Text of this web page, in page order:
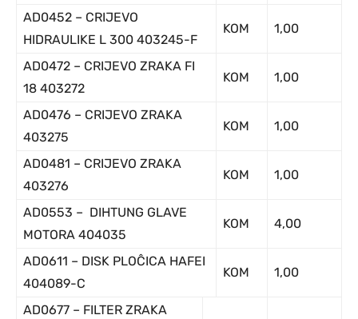
AD0452 – CRIJEVO
HIDRAULIKE L 300 403245-F
KOM 1,00
AD0472 – CRIJEVO ZRAKA FI
18 403272
KOM 1,00
AD0476 – CRIJEVO ZRAKA
403275
KOM 1,00
AD0481 – CRIJEVO ZRAKA
403276
KOM 1,00
AD0553 – DIHTUNG GLAVE
MOTORA 404035
KOM 4,00
AD0611 – DISK PLOĈICA HAFEI
404089-C
KOM 1,00
AD0677 – FILTER ZRAKA